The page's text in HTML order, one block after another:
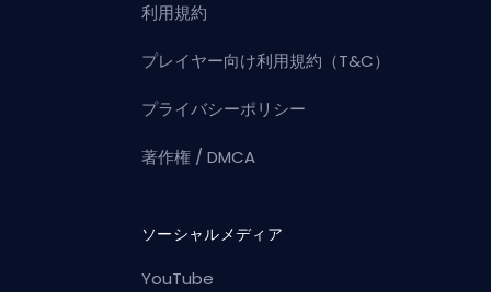
利用規約
プレイヤー向け利用規約（T&C）
プライバシーポリシー
著作権 / DMCA
ソーシャルメディア
YouTube